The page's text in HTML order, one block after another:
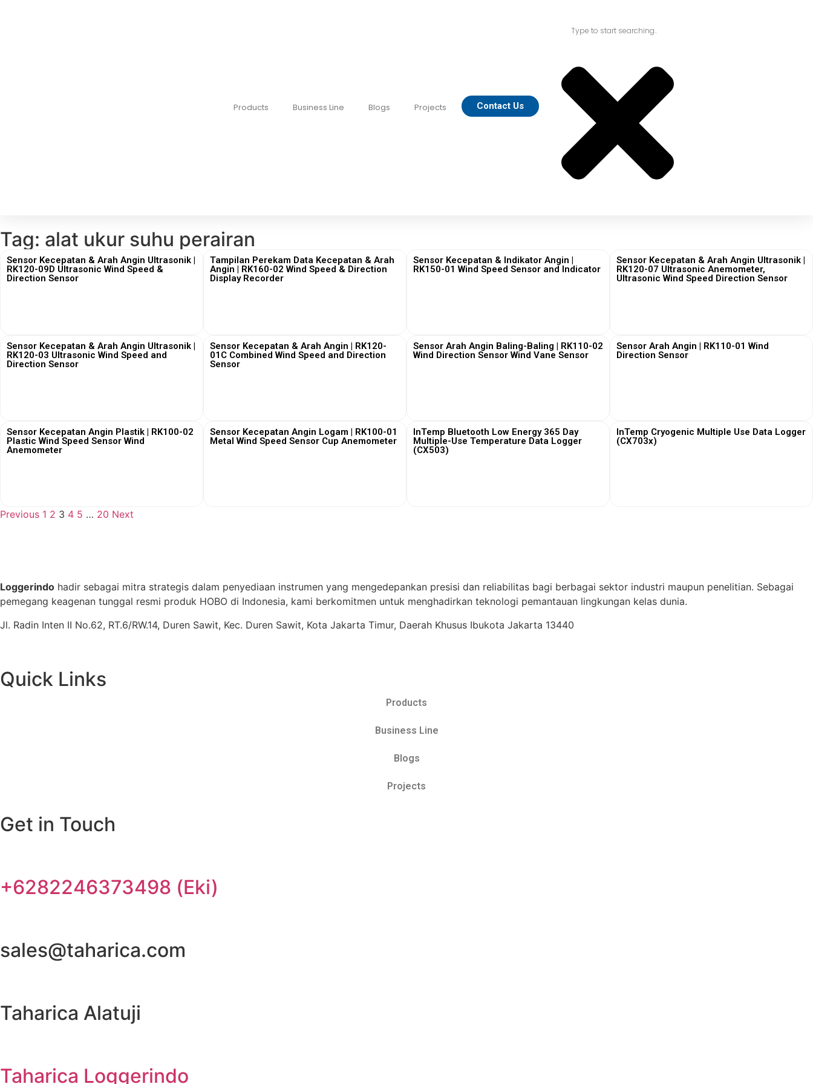
Products Business Line Blogs Projects Contact Us
Tag: alat ukur suhu perairan
Sensor Kecepatan & Arah Angin Ultrasonik |
RK120-09D Ultrasonic Wind Speed &
Direction Sensor
Tampilan Perekam Data Kecepatan & Arah
Angin | RK160-02 Wind Speed & Direction
Display Recorder
Sensor Kecepatan & Indikator Angin |
RK150-01 Wind Speed Sensor and Indicator
Sensor Kecepatan & Arah Angin Ultrasonik |
RK120-07 Ultrasonic Anemometer,
Ultrasonic Wind Speed Direction Sensor
Sensor Kecepatan & Arah Angin Ultrasonik |
RK120-03 Ultrasonic Wind Speed and
Direction Sensor
Sensor Kecepatan & Arah Angin | RK120-
01C Combined Wind Speed and Direction
Sensor
Sensor Arah Angin Baling-Baling | RK110-02
Wind Direction Sensor Wind Vane Sensor
Sensor Arah Angin | RK110-01 Wind
Direction Sensor
Sensor Kecepatan Angin Plastik | RK100-02
Plastic Wind Speed Sensor Wind
Anemometer
Sensor Kecepatan Angin Logam | RK100-01
Metal Wind Speed Sensor Cup Anemometer
InTemp Bluetooth Low Energy 365 Day
Multiple-Use Temperature Data Logger
(CX503)
InTemp Cryogenic Multiple Use Data Logger
(CX703x)
Previous 1 2 3 4 5 … 20 Next
Loggerindo hadir sebagai mitra strategis dalam penyediaan instrumen yang mengedepankan presisi dan reliabilitas bagi berbagai sektor industri maupun penelitian. Sebagai
pemegang keagenan tunggal resmi produk HOBO di Indonesia, kami berkomitmen untuk menghadirkan teknologi pemantauan lingkungan kelas dunia.
Jl. Radin Inten II No.62, RT.6/RW.14, Duren Sawit, Kec. Duren Sawit, Kota Jakarta Timur, Daerah Khusus Ibukota Jakarta 13440
Quick Links
Products
Business Line
Blogs
Projects
Get in Touch
+6282246373498 (Eki)
sales@taharica.com
Taharica Alatuji
Taharica Loggerindo